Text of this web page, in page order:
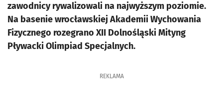
zawodnicy rywalizowali na najwyższym poziomie.
Na basenie wrocławskiej Akademii Wychowania
Fizycznego rozegrano XII Dolnośląski Mityng
Pływacki Olimpiad Specjalnych.
REKLAMA